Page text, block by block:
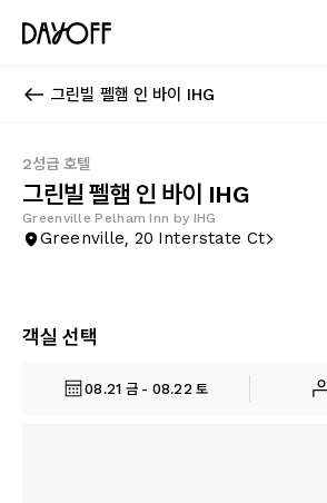
그린빌 펠햄 인 바이 IHG
2성급 호텔
그린빌 펠햄 인 바이 IHG
Greenville Pelham Inn by IHG
Greenville, 20 Interstate Ct
객실 선택
08.21 금 - 08.22 토